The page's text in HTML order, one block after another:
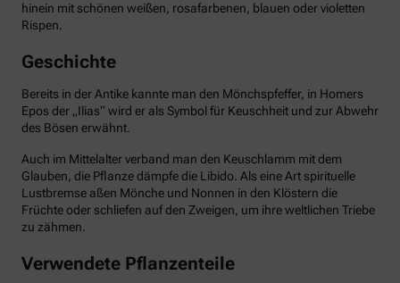
hinein mit schönen weißen, rosafarbenen, blauen oder violetten
Rispen.
Geschichte
Bereits in der Antike kannte man den Mönchspfeffer, in Homers
Epos der „Ilias“ wird er als Symbol für Keuschheit und zur Abwehr
des Bösen erwähnt.
Auch im Mittelalter verband man den Keuschlamm mit dem
Glauben, die Pflanze dämpfe die Libido. Als eine Art spirituelle
Lustbremse aßen Mönche und Nonnen in den Klöstern die
Früchte oder schliefen auf den Zweigen, um ihre weltlichen Triebe
zu zähmen.
Verwendete Pflanzenteile